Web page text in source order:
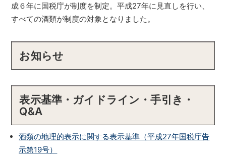
成６年に国税庁が制度を制定。平成27年に見直しを行い、
すべての酒類が制度の対象となりました。
お知らせ
表示基準・ガイドライン・手引き・
Q&A
酒類の地理的表示に関する表示基準（平成27年国税庁告
示第19号）